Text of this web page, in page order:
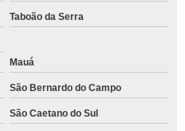
Taboão da Serra
Mauá
São Bernardo do Campo
São Caetano do Sul